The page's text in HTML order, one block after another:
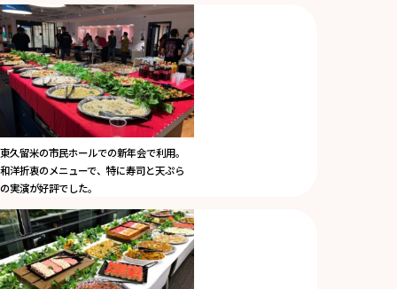
東久留米の市民ホールでの新年会で利用。
和洋折衷のメニューで、特に寿司と天ぷら
の実演が好評でした。